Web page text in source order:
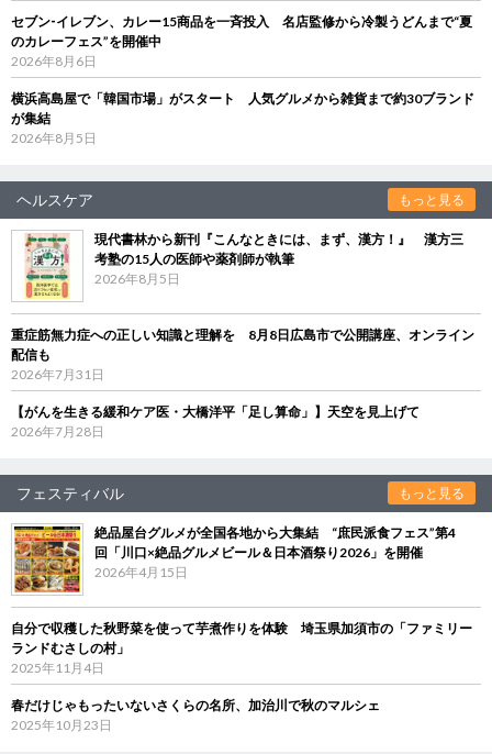
セブン‐イレブン、カレー15商品を一斉投入 名店監修から冷製うどんまで“夏
のカレーフェス”を開催中
2026年8月6日
横浜高島屋で「韓国市場」がスタート 人気グルメから雑貨まで約30ブランド
が集結
2026年8月5日
ヘルスケア もっと見る
現代書林から新刊『こんなときには、まず、漢方！』 漢方三
考塾の15人の医師や薬剤師が執筆
2026年8月5日
重症筋無力症への正しい知識と理解を 8月8日広島市で公開講座、オンライン
配信も
2026年7月31日
【がんを生きる緩和ケア医・大橋洋平「足し算命」】天空を見上げて
2026年7月28日
フェスティバル もっと見る
絶品屋台グルメが全国各地から大集結 “庶民派食フェス”第4
回「川口×絶品グルメビール＆日本酒祭り2026」を開催
2026年4月15日
自分で収穫した秋野菜を使って芋煮作りを体験 埼玉県加須市の「ファミリー
ランドむさしの村」
2025年11月4日
春だけじゃもったいないさくらの名所、加治川で秋のマルシェ
2025年10月23日